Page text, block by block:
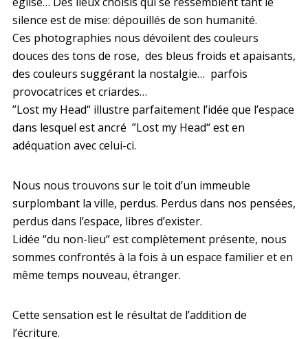
silence est de mise: dépouillés de son humanité.
Ces photographies nous dévoilent des couleurs
douces des tons de rose, des bleus froids et apaisants,
des couleurs suggérant la nostalgie… parfois
provocatrices et criardes…
”Lost my Head“ illustre parfaitement l’idée que l’espace
dans lesquel est ancré ”Lost my Head“ est en
adéquation avec celui-ci.
Nous nous trouvons sur le toit d’un immeuble
surplombant la ville, perdus. Perdus dans nos pensées,
perdus dans l’espace, libres d’exister.
Lidée “du non-lieu“ est complètement présente, nous
sommes confrontés à la fois à un espace familier et en
même temps nouveau, étranger.
Cette sensation est le résultat de l’addition de
l’écriture.